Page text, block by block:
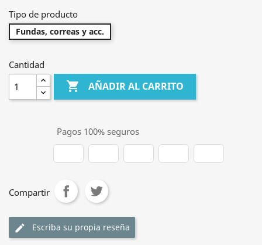
Tipo de producto
Fundas, correas y acc.
Cantidad
 AÑADIR AL CARRITO
Pagos 100% seguros
Compartir
edit Escriba su propia reseña